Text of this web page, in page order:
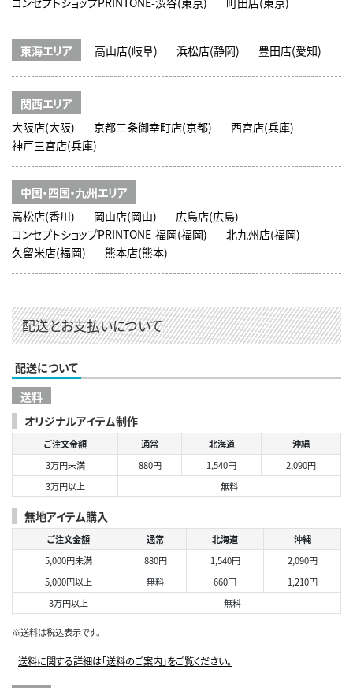
東海エリア 高山店(岐阜) 浜松店(静岡) 豊田店(愛知)
関西エリア
大阪店(大阪)
京都三条御幸町店(京都)
西宮店(兵庫)
神戸三宮店(兵庫)
中国・四国・九州エリア
高松店(香川)
岡山店(岡山)
広島店(広島)
コンセプトショップPRINTONE-福岡(福岡)
北九州店(福岡)
久留米店(福岡)
熊本店(熊本)
配送とお支払いについて
配送について
送料
オリジナルアイテム制作
ご注文金額 通常 北海道
沖縄
3万円未満
880円 1,540円
2,090円
3万円以上
無料
無地アイテム購入
ご注文金額 通常 北海道
沖縄
5,000円未満
880円 1,540円
2,090円
5,000円以上
無料 660円
1,210円
3万円以上
無料
※送料は税込表示です。
送料に関する詳細は「送料のご案内」をご覧ください。